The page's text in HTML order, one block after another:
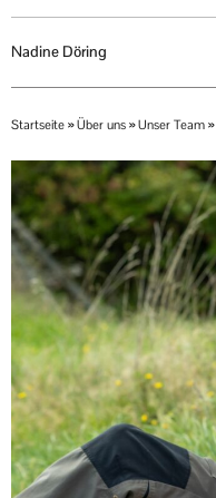
Nadine Döring
Startseite »Über uns »Unser Team »